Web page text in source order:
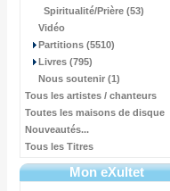
Spiritualité/Prière (53)
Vidéo
Partitions (5510)
Livres (795)
Nous soutenir (1)
Tous les artistes / chanteurs
Toutes les maisons de disque
Nouveautés...
Tous les Titres
Mon eXultet